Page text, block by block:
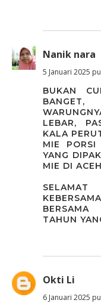
Nanik nara
5 Januari 2025
BUKAN
LEBAR,
KALA
MIE PORSI
YANG
MIE DI
TAHUN
Okti Li
6 Januari 2025